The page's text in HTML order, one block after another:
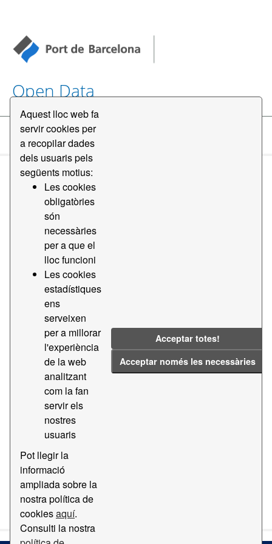
Aquest lloc web fa
servir cookies per
a recopilar dades
dels usuaris pels
següents motius:
Les cookies
obligatòries
són
necessàries
per a que el
lloc funcioni
Les cookies
estadístiques
ens
serveixen
per a millorar
l'experiència
de la web
analitzant
com la fan
servir els
nostres
usuaris
Pot llegir la
informació
ampliada sobre la
nostra política de
cookiesaquí.
Consulti la nostra
Acceptar totes!
Acceptar només les necessàries
Open Data
Conjunts de dades
Ordena per
1 conjunt de dades trobat
Llicències: CC BY-SA 4.0
Geografia i Localització
dgn
ZIP
Filtrar resultats
Cartografia base del Port de Barcelona
Cartografia digital base del Port de Barcelona
EPSG:25831 a diverses escales i formats
(vegeuDocumentació de la API